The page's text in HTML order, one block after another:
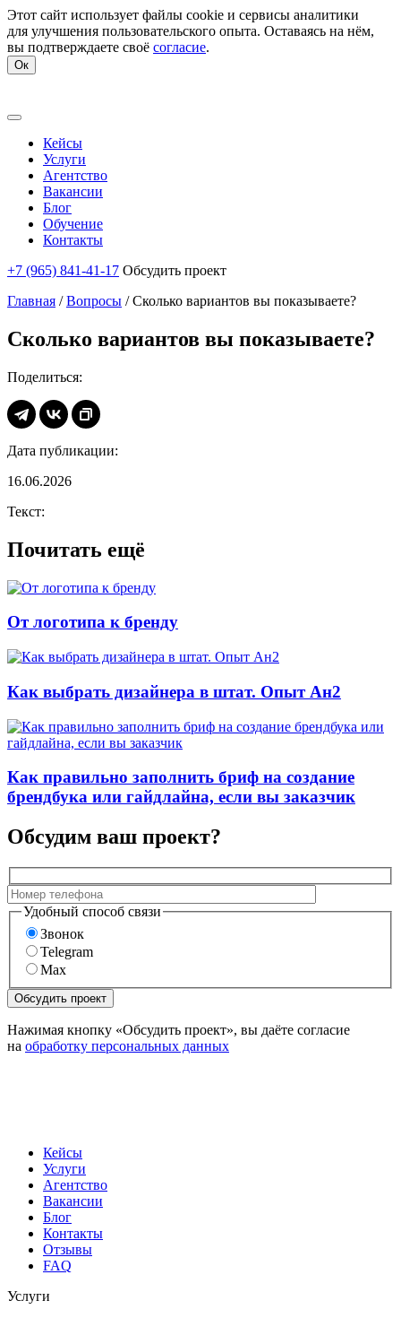
Этот сайт использует файлы cookie и сервисы аналитики
для улучшения пользовательского опыта. Оставаясь на нём,
вы подтверждаете своё согласие.
Ок
Кейсы
Услуги
Агентство
Вакансии
Блог
Обучение
Контакты
+7 (965) 841-41-17 Обсудить проект
Главная /Вопросы /Сколько вариантов вы показываете?
Сколько вариантов вы показываете?
Поделиться:
Дата публикации:
16.06.2026
Текст:
Почитать ещё
От логотипа к бренду
Как выбрать дизайнера в штат. Опыт Ан2
Как правильно заполнить бриф на создание
брендбука или гайдлайна, если вы заказчик
Обсудим ваш проект?
Удобный способ связи
Звонок
Telegram
Max
Нажимая кнопку «Обсудить проект», вы даёте согласие
на обработку персональных данных
Кейсы
Услуги
Агентство
Вакансии
Блог
Контакты
Отзывы
FAQ
Услуги